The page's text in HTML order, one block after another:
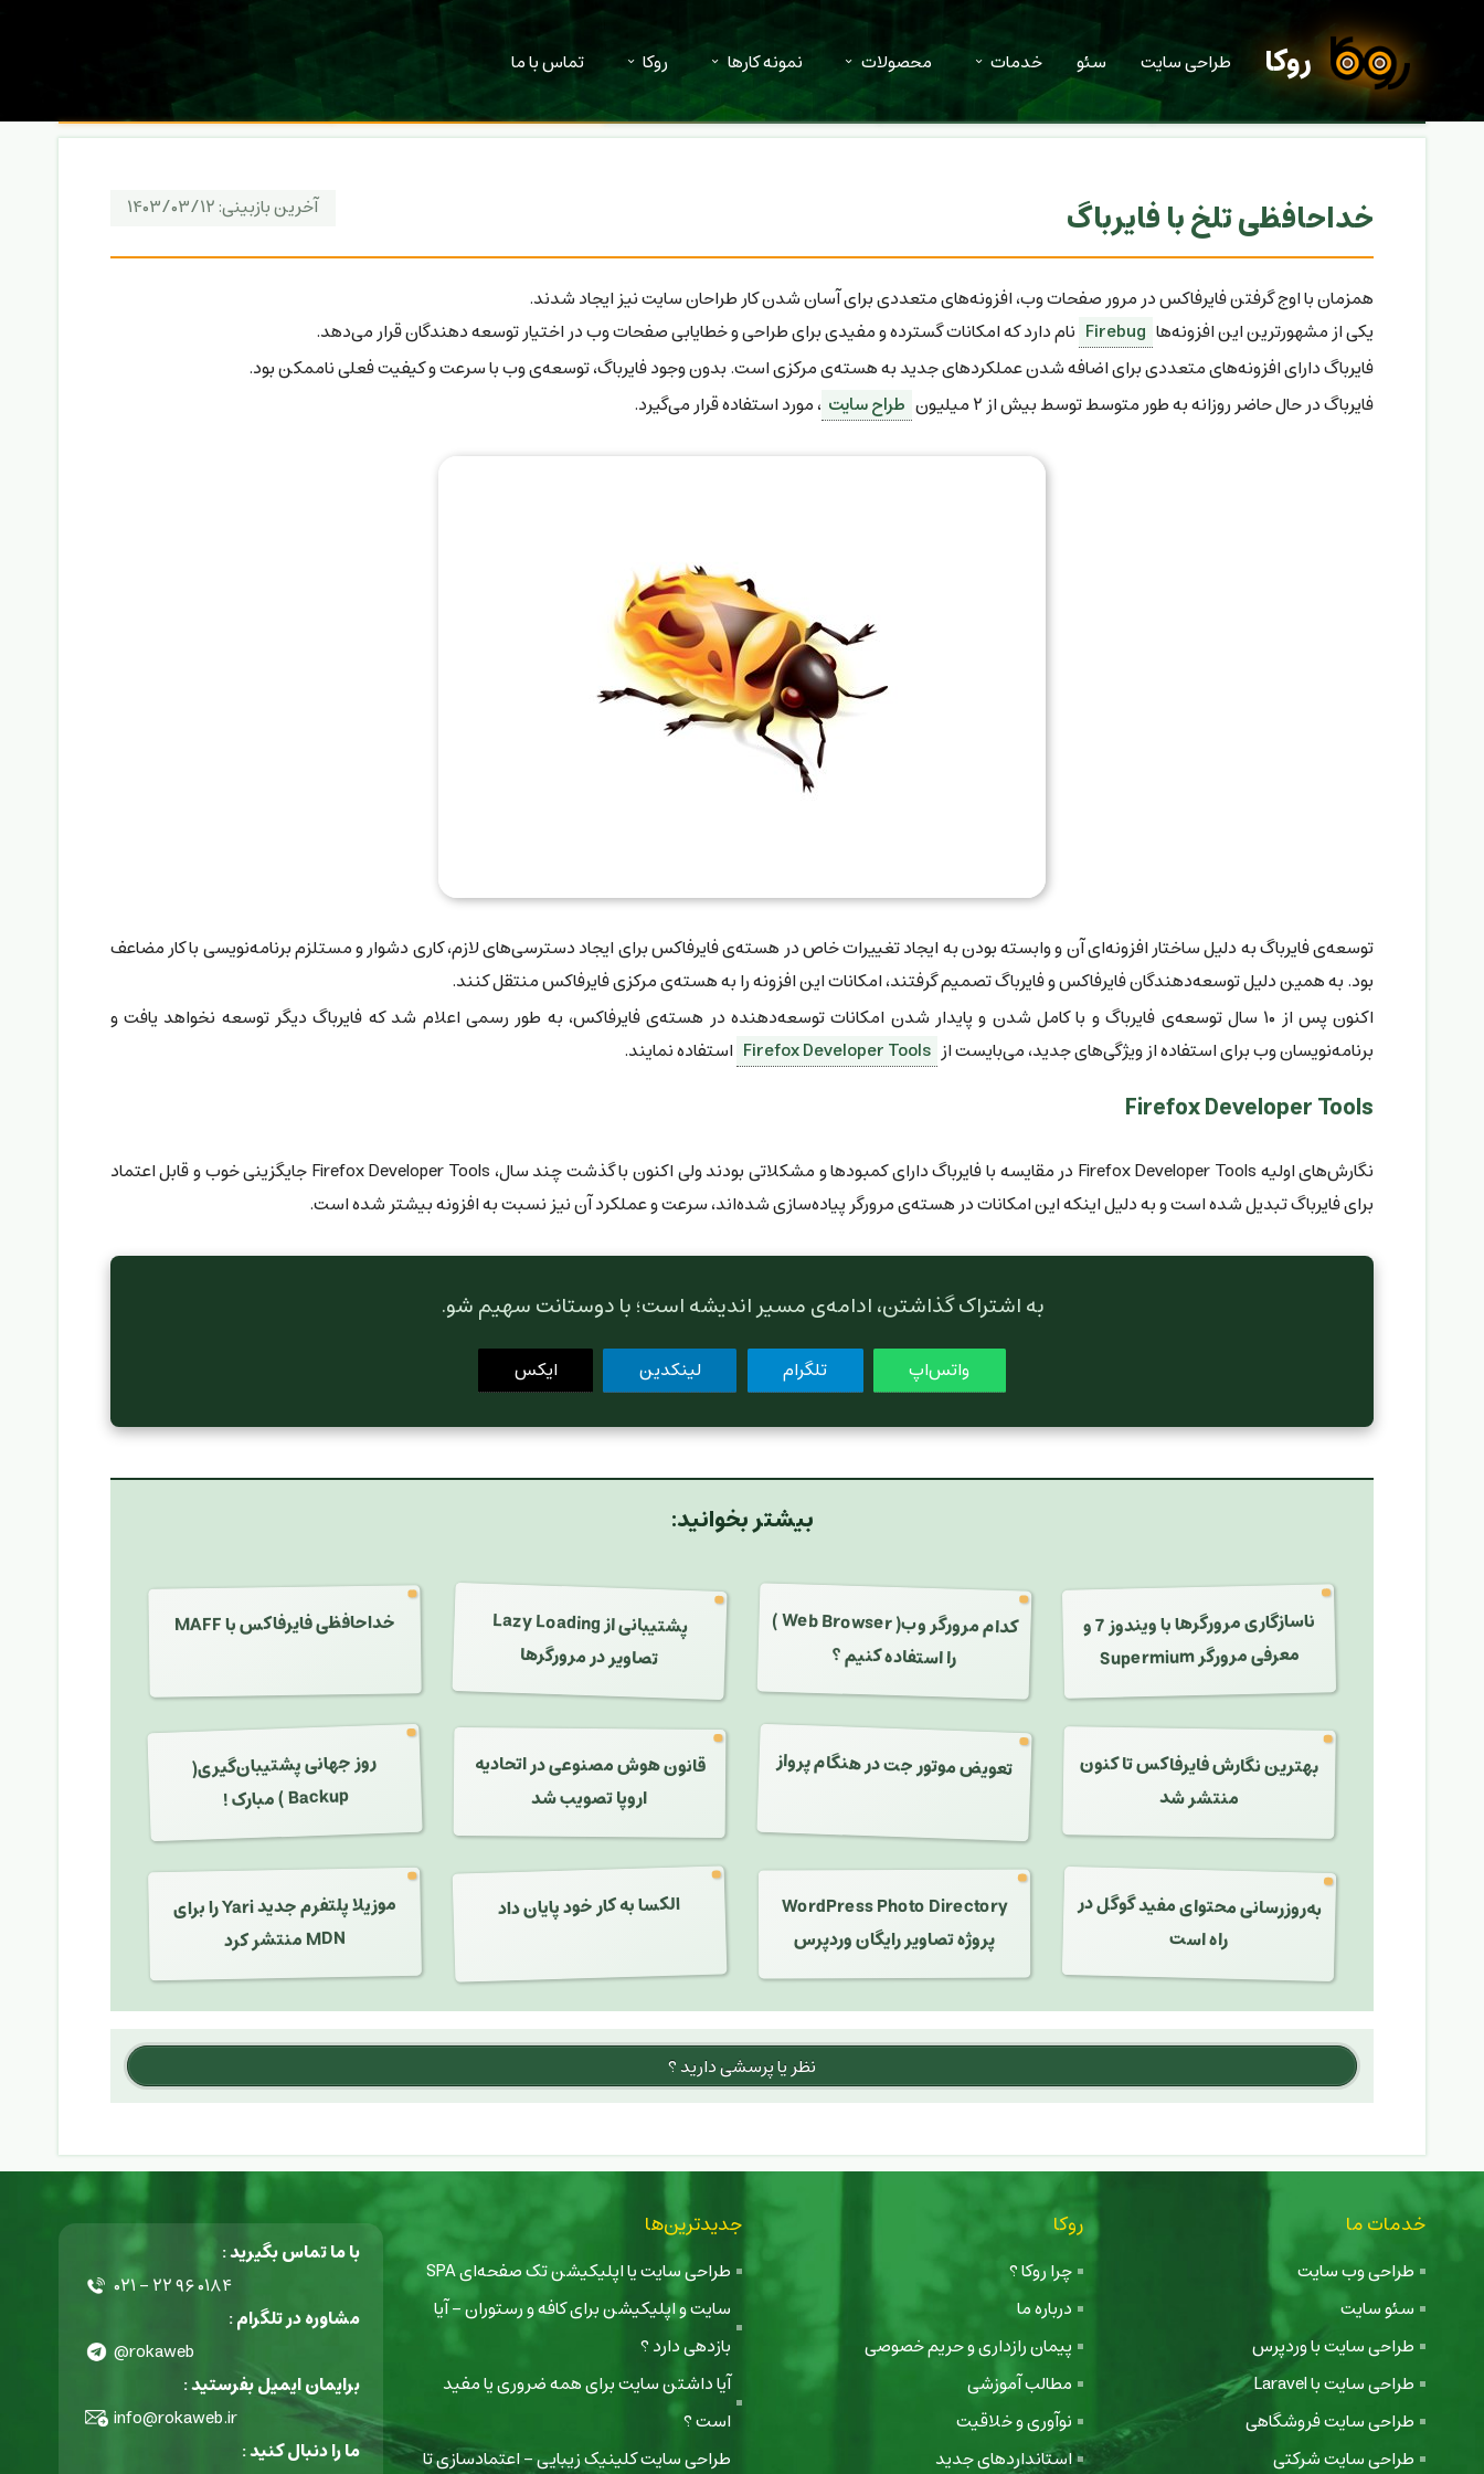
روکا طراحی سایت سئو خدمات محصولات نمونه کارها روکا تماس با ما
آخرین بازبینی:۱۴۰۳/۰۳/۱۲ خداحافظی تلخ با فایرباگ
همزمان با اوج گرفتن فایرفاکس در مرور صفحات وب، افزونه‌های متعددی برای آسان شدن کار طراحان سایت نیز ایجاد شدند.
یکی از مشهورترین این افزونه‌ها Firebug نام دارد که امکانات گسترده و مفیدی برای طراحی و خطایابی صفحات وب در اختیار توسعه دهندگان قرار می‌دهد.
فایرباگ دارای افزونه‌های متعددی برای اضافه شدن عملکردهای جدید به هسته‌ی مرکزی است. بدون وجود فایرباگ، توسعه‌ی وب با سرعت و کیفیت فعلی ناممکن بود.
فایرباگ در حال حاضر روزانه به طور متوسط توسط بیش از ۲ میلیون
طراح سایت ، مورد استفاده قرار می‌گیرد.
توسعه‌ی فایرباگ به دلیل ساختار افزونه‌ای آن و وابسته بودن به ایجاد تغییرات خاص در هسته‌ی فایرفاکس برای ایجاد دسترسی‌های لازم، کاری دشوار و مستلزم برنامه‌نویسی با کار مضاعف
بود. به همین دلیل توسعه‌دهندگان فایرفاکس و فایرباگ تصمیم گرفتند، امکانات این افزونه را به هسته‌ی مرکزی فایرفاکس منتقل کنند.
اکنون پس از ۱۰ سال توسعه‌ی فایرباگ و با کامل شدن و پایدار شدن امکانات توسعه‌دهنده در هسته‌ی فایرفاکس، به طور رسمی اعلام شد که فایرباگ دیگر توسعه نخواهد یافت و
برنامه‌نویسان وب برای استفاده از ویژگی‌های جدید، می‌بایست از Firefox Developer Tools استفاده نمایند.
Firefox Developer Tools
نگارش‌های اولیه Firefox Developer Tools در مقایسه با فایرباگ دارای کمبودها و مشکلاتی بودند ولی اکنون با گذشت چند سال، Firefox Developer Tools جایگزینی خوب و قابل اعتماد
برای فایرباگ تبدیل شده است و به دلیل اینکه این امکانات در هسته‌ی مرورگر پیاده‌سازی شده‌اند، سرعت و عملکرد آن نیز نسبت به افزونه بیشتر شده است.
به اشتراک گذاشتن، ادامه‌ی مسیر اندیشه است؛ با دوستانت سهیم شو.
واتس‌اپ تلگرام لینکدین ایکس
بیشتر بخوانید:
ناسازگاری مرورگرها با ویندوز 7 و
معرفی مرورگر Supermium
کدام مرورگر وب(
Web Browser
)
را استفاده کنیم ؟
پشتیبانی از
Lazy Loading
تصاویر در مرورگرها
خداحافظی فایرفاکس با MAFF
بهترین نگارش فایرفاکس تا کنون
منتشر شد
تعویض موتور جت در هنگام پرواز قانون هوش مصنوعی در اتحادیه
اروپا تصویب شد
روز جهانی پشتیبان‌گیری(
Backup ) مبارک !
به‌روزرسانی محتوای مفید گوگل در
راه است
WordPress Photo Directory
پروژه تصاویر رایگان وردپرس
الکسا به کار خود پایان داد موزیلا پلتفرم جدید Yari را برای
MDN منتشر کرد
نظر یا پرسشی دارید ؟
خدمات ما
طراحی وب سایت
سئو سایت
طراحی سایت با وردپرس
طراحی سایت با Laravel
طراحی سایت فروشگاهی
طراحی سایت شرکتی
روکا
چرا روکا ؟
درباره ما
پیمان رازداری و حریم خصوصی
مطالب آموزشی
نوآوری و خلاقیت
استانداردهای جدید
جدیدترین‌ها
طراحی سایت یا اپلیکیشن تک صفحه‌ای SPA
سایت و اپلیکیشن برای کافه و رستوران - آیا
بازدهی دارد ؟
آیا داشتن سایت برای همه ضروری یا مفید
است ؟
طراحی سایت کلینیک زیبایی - اعتمادسازی تا
با ما تماس بگیرید :
۰۲۱ - ۲۲ ۹۶ ۰۱۸۴
مشاوره در تلگرام :
@rokaweb
برایمان ایمیل بفرستید :
info@rokaweb.ir
ما را دنبال کنید :